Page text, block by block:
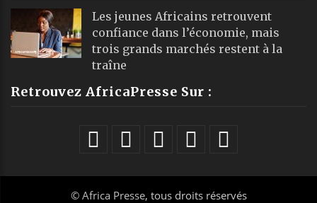
Les jeunes Africains retrouvent
confiance dans l’économie, mais
trois grands marchés restent à la
traîne
Retrouvez AfricaPresse Sur :
© Africa Presse, tous droits réservés